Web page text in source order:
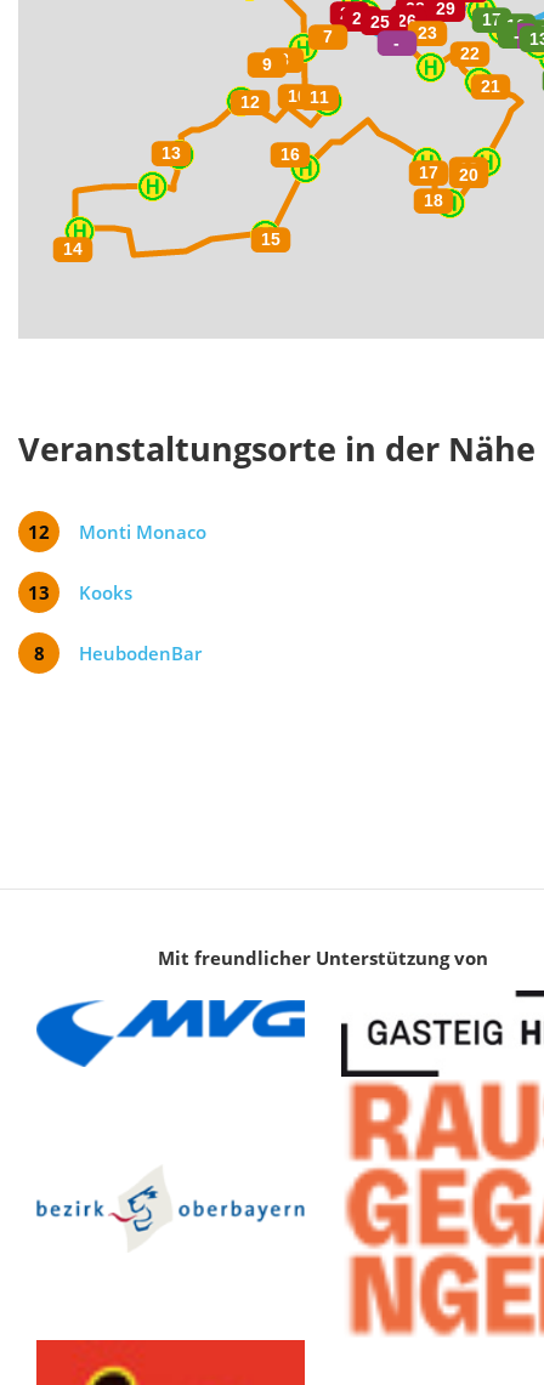
Veranstaltungsorte in der Nähe
12 Monti Monaco
13 Kooks
8 HeubodenBar
Mit freundlicher Unterstützung von